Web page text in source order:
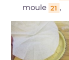
moule 21 ,